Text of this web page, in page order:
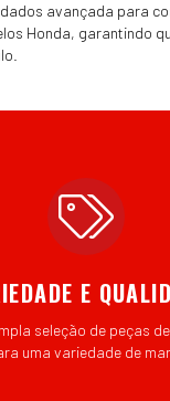
avançada para
Honda, garantindo
E
seleção de peças
uma variedade de